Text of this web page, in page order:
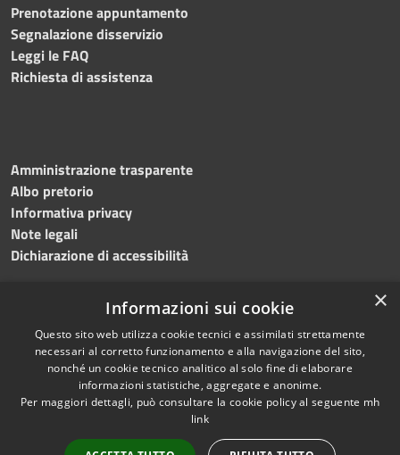
Prenotazione appuntamento
Segnalazione disservizio
Leggi le FAQ
Richiesta di assistenza
Amministrazione trasparente
Albo pretorio
Informativa privacy
Note legali
Dichiarazione di accessibilità
Accessibilità
Copyright © 2026 • Comune di
Salemi • Powered by
redazione
×
Informazioni sui cookie
Questo sito web utilizza cookie tecnici e assimilati strettamente
necessari al corretto funzionamento e alla navigazione del sito,
nonché un cookie tecnico analitico al solo fine di elaborare
informazioni statistiche, aggregate e anonime.
Per maggiori dettagli, può consultare la cookie policy al seguente mh
link